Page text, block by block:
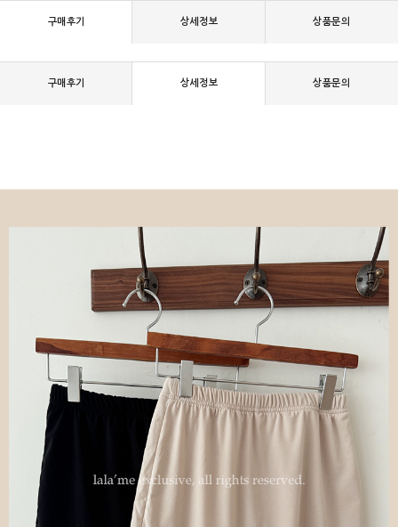
구매후기 상세정보 상품문의
구매후기 상세정보 상품문의